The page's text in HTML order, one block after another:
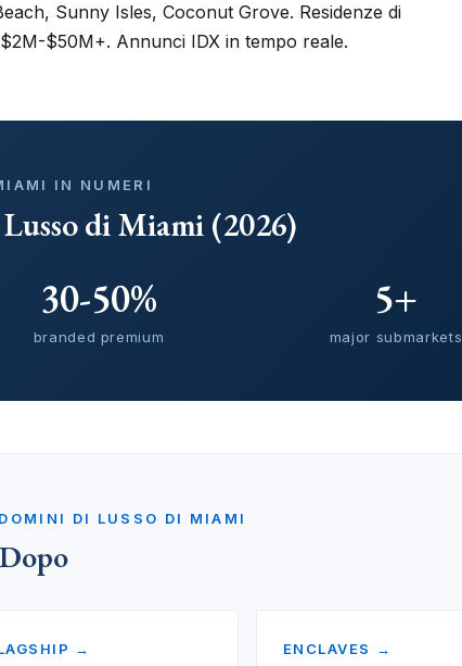
Sunny Isles, Coconut Grove. Residenze di
$50M+. Annunci IDX in tempo reale.
IN NUMERI
di Miami (2026)
30-50%
branded premium
5+
major submarkets
DI LUSSO DI MIAMI
→ ENCLAVES →